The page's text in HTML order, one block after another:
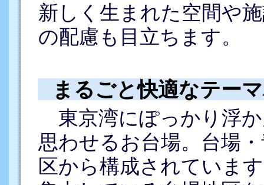
新しく生まれた空間や
の配慮も目立ちます。
まるごと快適なテー
東京湾にぽっかり浮
思わせるお台場。台場
区から構成されていま